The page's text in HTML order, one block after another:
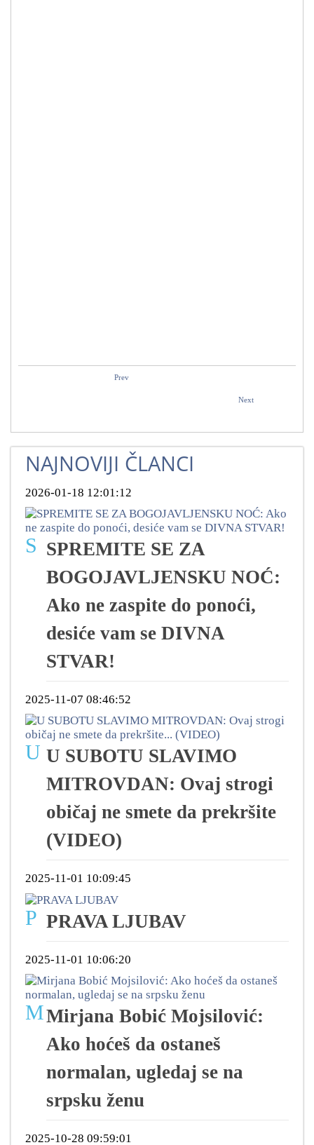
Prev
Next
NAJNOVIJI ČLANCI
2026-01-18 12:01:12
S SPREMITE SE ZA
BOGOJAVLJENSKU NOĆ:
Ako ne zaspite do ponoći,
desiće vam se DIVNA
STVAR!
2025-11-07 08:46:52
U U SUBOTU SLAVIMO
MITROVDAN: Ovaj strogi
običaj ne smete da prekršite
(VIDEO)
2025-11-01 10:09:45
P PRAVA LJUBAV
2025-11-01 10:06:20
MMirjana Bobić Mojsilović:
Ako hoćeš da ostaneš
normalan, ugledaj se na
srpsku ženu
2025-10-28 09:59:01